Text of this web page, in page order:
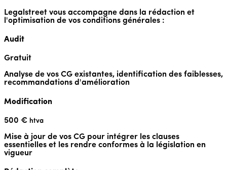
Legalstreet vous accompagne dans la rédaction et
l'optimisation de vos conditions générales :
Audit
Gratuit
Analyse de vos CG existantes, identification des faiblesses,
recommandations d'amélioration
Modification
500 € htva
Mise à jour de vos CG pour intégrer les clauses
essentielles et les rendre conformes à la législation en
vigueur